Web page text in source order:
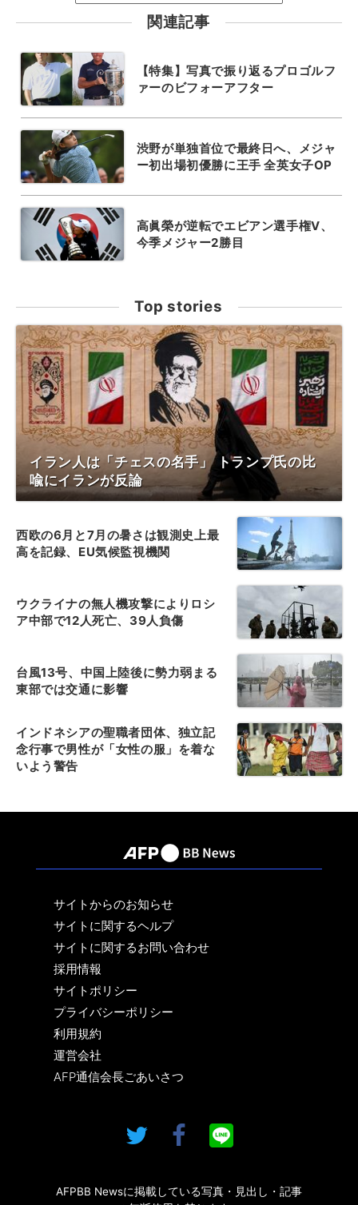
関連記事
【特集】写真で振り返るプロゴルフ
ァーのビフォーアフター
渋野が単独首位で最終日へ、メジャ
ー初出場初優勝に王手 全英女子OP
高眞榮が逆転でエビアン選手権V、
今季メジャー2勝目
Top stories
イラン人は「チェスの名手」 トランプ氏の比
喩にイランが反論
西欧の6月と7月の暑さは観測史上最
高を記録、EU気候監視機関
ウクライナの無人機攻撃によりロシ
ア中部で12人死亡、39人負傷
台風13号、中国上陸後に勢力弱まる
東部では交通に影響
インドネシアの聖職者団体、独立記
念行事で男性が「女性の服」を着な
いよう警告
サイトからのお知らせ
サイトに関するヘルプ
サイトに関するお問い合わせ
採用情報
サイトポリシー
プライバシーポリシー
利用規約
運営会社
AFP通信会長ごあいさつ
AFPBB Newsに掲載している写真・見出し・記事